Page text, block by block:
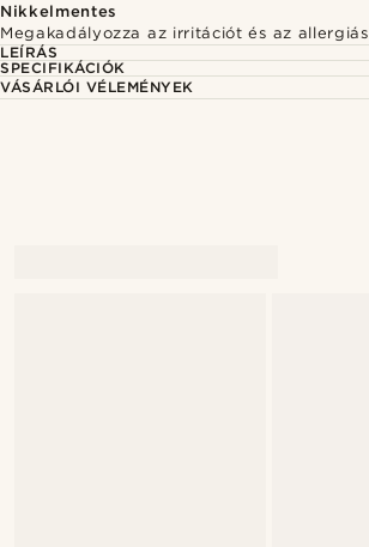
Nikkelmentes
Megakadályozza az irritációt és az
LEÍRÁS
SPECIFIKÁCIÓK
VÁSÁRLÓI VÉLEMÉNYEK